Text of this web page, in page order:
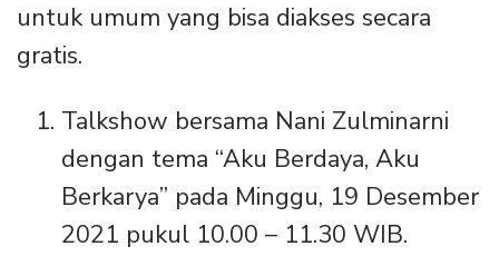
untuk umum yang bisa diakses secara
gratis.
Talkshow bersama Nani Zulminarni
dengan tema “Aku Berdaya, Aku
Berkarya” pada Minggu, 19 Desember
2021 pukul 10.00 – 11.30 WIB.